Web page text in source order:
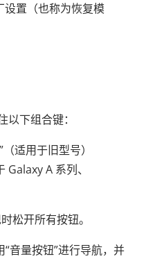
设置（也称为恢复模
下组合键：
适用于旧型号）
Galaxy A 系列、
松开所有按钮。
“音量按钮”进行导航，并